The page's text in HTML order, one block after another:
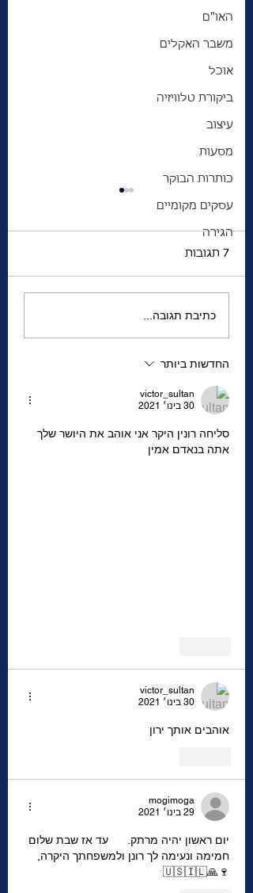
האו"ם
משבר האקלים
אוכל
ביקורת טלוויזיה
עיצוב
מסעות
כותרות הבוקר
עסקים מקומיים
הגירה
קנדה, מהדהדת את
להתפרץ באוקראינה
7 תגובות
כתיבת תגובה...
החדשות ביותר
victor_sultan
30 בינו׳ 2021
סליחה רונין היקר אני אוהב את היושר שלך
אתה בנאדם אמין
victor_sultan
30 בינו׳ 2021
אוהבים אותך ירון
mogimoga
29 בינו׳ 2021
יום ראשון יהיה מרתק.      עד אז שבת שלום
חמימה ונעימה לך רונן ולמשפחתך היקרה,
🍷🙏🇺🇸🇮🇱